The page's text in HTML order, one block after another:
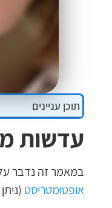
תוכן עניינים
עדשות
במאמר זה נדבר
אופטומטריסט